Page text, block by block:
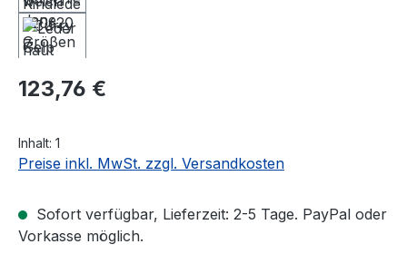
Regulärer Preis:
123,76 €
Inhalt: 1
Preise inkl. MwSt. zzgl. Versandkosten
Sofort verfügbar, Lieferzeit: 2-5 Tage. PayPal oder
Vorkasse möglich.